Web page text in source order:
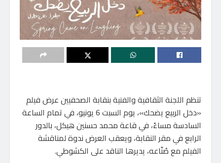
تنظم اللجنة الثقافية والفنية بنقابة الصحفيين عرض فيلم
«دخل الربيع يضحك»، يوم السبت 6 يونيو، في تمام الساعة
السادسة مساءً، في قاعة محمد حسنين هيكل، بالدور
الرابع في مقر النقابة، ويعقب العرض ندوة لمناقشة
الفيلم مع صُنّاعه، يديرها الناقد على الكشوطي.